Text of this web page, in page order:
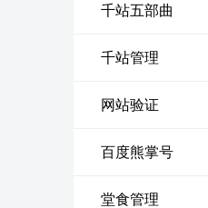
千站五部曲
千站管理
网站验证
百度熊掌号
堂食管理